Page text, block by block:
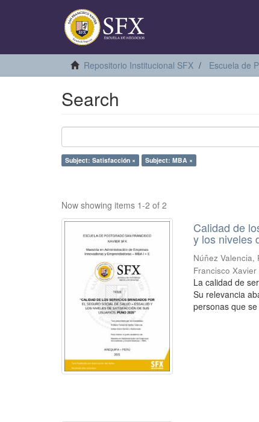
Repositorio Institucional SFX Escuela de
Search
Subject: Satisfacción × Subject: MBA ×
Now showing items 1-2 of 2
Calidad de
y los niveles
Núñez Valencia,
Francisco Xavier
La calidad de
Su relevancia
personas que